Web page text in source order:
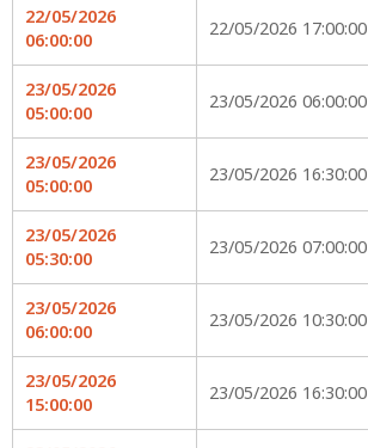
22/05/2026
06:00:00
22/05/2026 17:00:00
23/05/2026
05:00:00
23/05/2026 06:00:00
23/05/2026
05:00:00
23/05/2026 16:30:00
23/05/2026
05:30:00
23/05/2026 07:00:00
23/05/2026
06:00:00
23/05/2026 10:30:00
23/05/2026
15:00:00
23/05/2026 16:30:00